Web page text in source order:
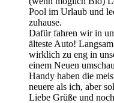
Pool im Urlaub und
zuhause.
Dafür fahren wir in
älteste Auto!
wirklich zu eng in
einem Neuen
Handy haben die
neuere als ich, aber
Liebe Grüße und